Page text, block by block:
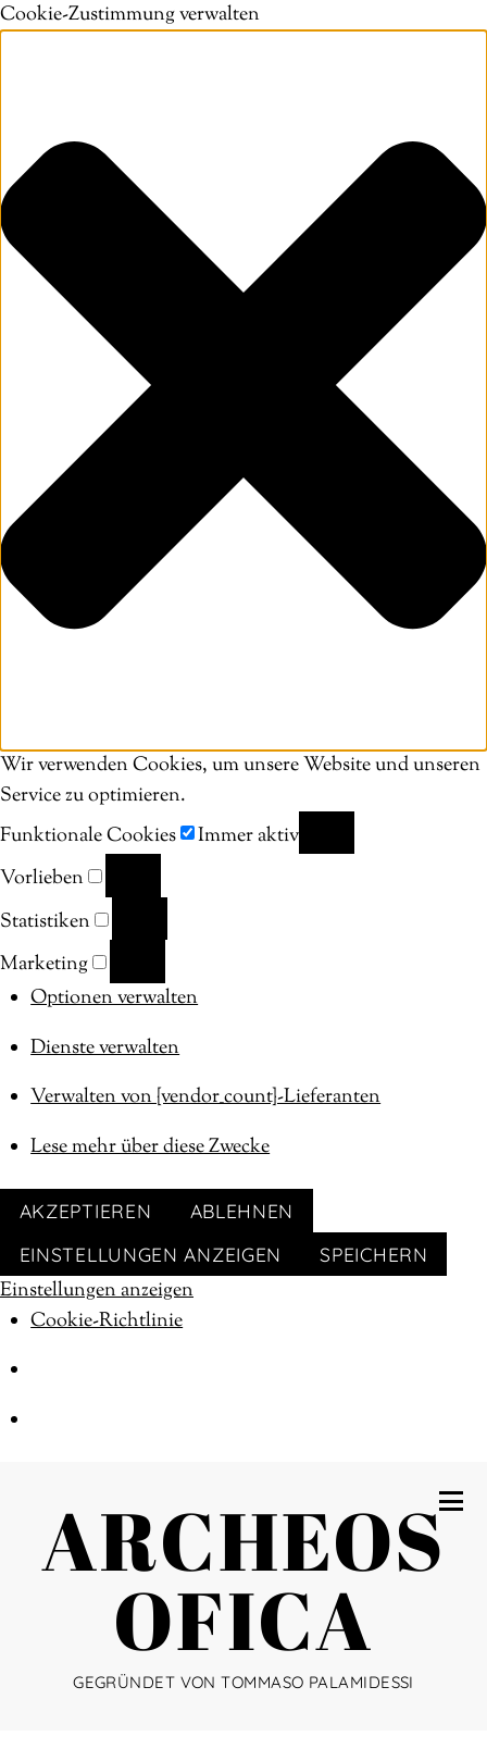
Cookie-Zustimmung verwalten
Wir verwenden Cookies, um unsere Website und unseren
Service zu optimieren.
Funktionale Cookies
FUNKTIONALE
Immer aktiv
Vorlieben
VORLIEBEN
Statistiken
STATISTIKEN
Marketing
MARKETING
Optionen verwalten
Dienste verwalten
Verwalten von {vendor_count}-Lieferanten
Lese mehr über diese Zwecke
AKZEPTIEREN
ABLEHNEN
EINSTELLUNGEN ANZEIGEN
SPEICHERN
Einstellungen anzeigen
Cookie-Richtlinie
ARCHEOS
OFICA
GEGRÜNDET VON TOMMASO PALAMIDESSI